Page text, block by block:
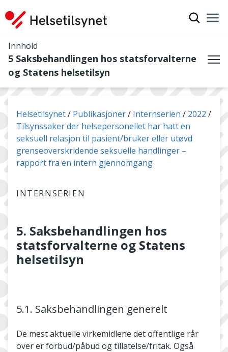
Innhold
5 Saksbehandlingen hos statsforvalterne
og Statens helsetilsyn
Du er her:
Helsetilsynet Publikasjoner Internserien
2022
Tilsynssaker der helsepersonellet har hatt en
seksuell relasjon til pasient/bruker eller utøvd
grenseoverskridende seksuelle handlinger –
rapport fra en intern gjennomgang
INTERNSERIEN
5. Saksbehandlingen hos
statsforvalterne og Statens
helsetilsyn
5.1. Saksbehandlingen generelt
De mest aktuelle virkemidlene det offentlige rår
over er forbud/påbud og tillatelse/fritak. Også